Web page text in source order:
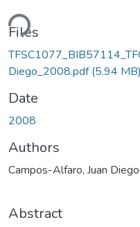
Files
Diego_2008.pdf(5.94 MB)
Date
2008
Authors
Campos-Alfaro, Juan Diego
Abstract